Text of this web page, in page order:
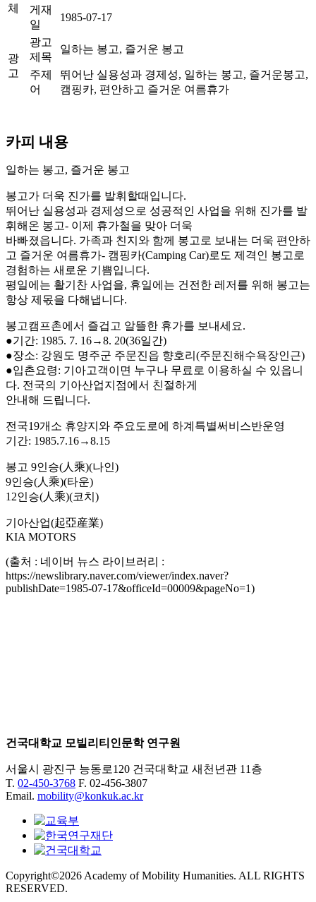
체
게재
일
1985-07-17
광
고
광고
제목
일하는 봉고, 즐거운 봉고
주제
어
뛰어난 실용성과 경제성, 일하는 봉고, 즐거운봉고,
캠핑카, 편안하고 즐거운 여름휴가
카피 내용
일하는 봉고, 즐거운 봉고
봉고가 더욱 진가를 발휘할때입니다.
뛰어난 실용성과 경제성으로 성공적인 사업을 위해 진가를 발
휘해온 봉고- 이제 휴가철을 맞아 더욱
바빠졌읍니다. 가족과 친지와 함께 봉고로 보내는 더욱 편안하
고 즐거운 여름휴가- 캠핑카(Camping Car)로도 제격인 봉고로
경험하는 새로운 기쁨입니다.
평일에는 활기찬 사업을, 휴일에는 건전한 레저를 위해 봉고는
항상 제몫을 다해냅니다.
봉고캠프촌에서 즐겁고 알뜰한 휴가를 보내세요.
●기간: 1985. 7. 16→8. 20(36일간)
●장소: 강원도 명주군 주문진읍 향호리(주문진해수욕장인근)
●입촌요령: 기아고객이면 누구나 무료로 이용하실 수 있읍니
다. 전국의 기아산업지점에서 친절하게
안내해 드립니다.
전국19개소 휴양지와 주요도로에 하계특별써비스반운영
기간: 1985.7.16→8.15
봉고 9인승(人乘)(나인)
9인승(人乘)(타운)
12인승(人乘)(코치)
기아산업(起亞産業)
KIA MOTORS
(출처 : 네이버 뉴스 라이브러리 :
https://newslibrary.naver.com/viewer/index.naver?
publishDate=1985-07-17&officeId=00009&pageNo=1)
건국대학교 모빌리티인문학 연구원
서울시 광진구 능동로120 건국대학교 새천년관 11층
T. 02-450-3768 F. 02-456-3807
Email. mobility@konkuk.ac.kr
Copyright©2026 Academy of Mobility Humanities. ALL RIGHTS
RESERVED.